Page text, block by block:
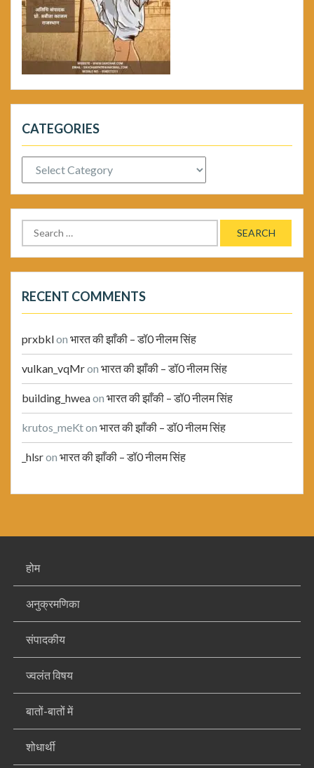
CATEGORIES
Categories
Search
for:
RECENT COMMENTS
prxbklon भारत की झाँकी – डॉ0 नीलम सिंह
vulkan_vqMron भारत की झाँकी – डॉ0 नीलम सिंह
building_hweaon भारत की झाँकी – डॉ0 नीलम सिंह
krutos_meKton भारत की झाँकी – डॉ0 नीलम सिंह
_hlsron भारत की झाँकी – डॉ0 नीलम सिंह
होम
अनुक्रमणिका
संपादकीय
ज्वलंत विषय
बातों-बातों में
शोधार्थी